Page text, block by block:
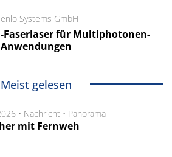
Systems GmbH
Faserlaser für Multiphotonen-
Anwendungen
Meist gelesen
• Nachricht • Panorama
mit Fernweh